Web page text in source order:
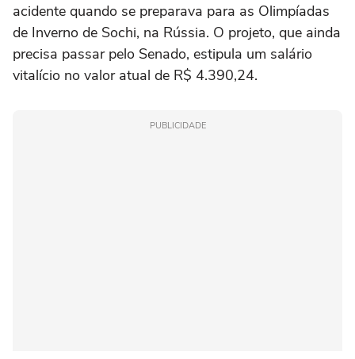
acidente quando se preparava para as Olimpíadas
de Inverno de Sochi, na Rússia. O projeto, que ainda
precisa passar pelo Senado, estipula um salário
vitalício no valor atual de R$ 4.390,24.
PUBLICIDADE